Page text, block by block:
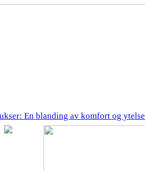
En blanding av komfort og ytelse